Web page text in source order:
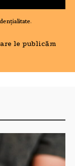
.
le publicăm